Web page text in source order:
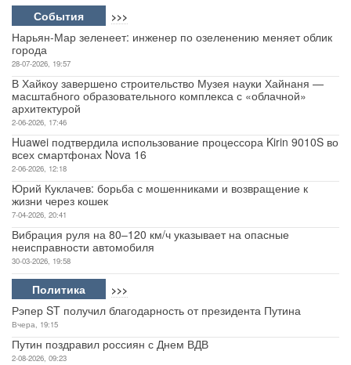
Культура
Медиа
Авто
Спорт
Контакты
События >>>
Нарьян-Мар зеленеет: инженер по озеленению меняет облик
города
28-07-2026, 19:57
В Хайкоу завершено строительство Музея науки Хайнаня —
масштабного образовательного комплекса с «облачной»
архитектурой
2-06-2026, 17:46
Huawei подтвердила использование процессора Kirin 9010S во
всех смартфонах Nova 16
2-06-2026, 12:18
Юрий Куклачев: борьба с мошенниками и возвращение к
жизни через кошек
7-04-2026, 20:41
Вибрация руля на 80–120 км/ч указывает на опасные
неисправности автомобиля
30-03-2026, 19:58
Политика >>>
Рэпер ST получил благодарность от президента Путина
Вчера, 19:15
Путин поздравил россиян с Днем ВДВ
2-08-2026, 09:23